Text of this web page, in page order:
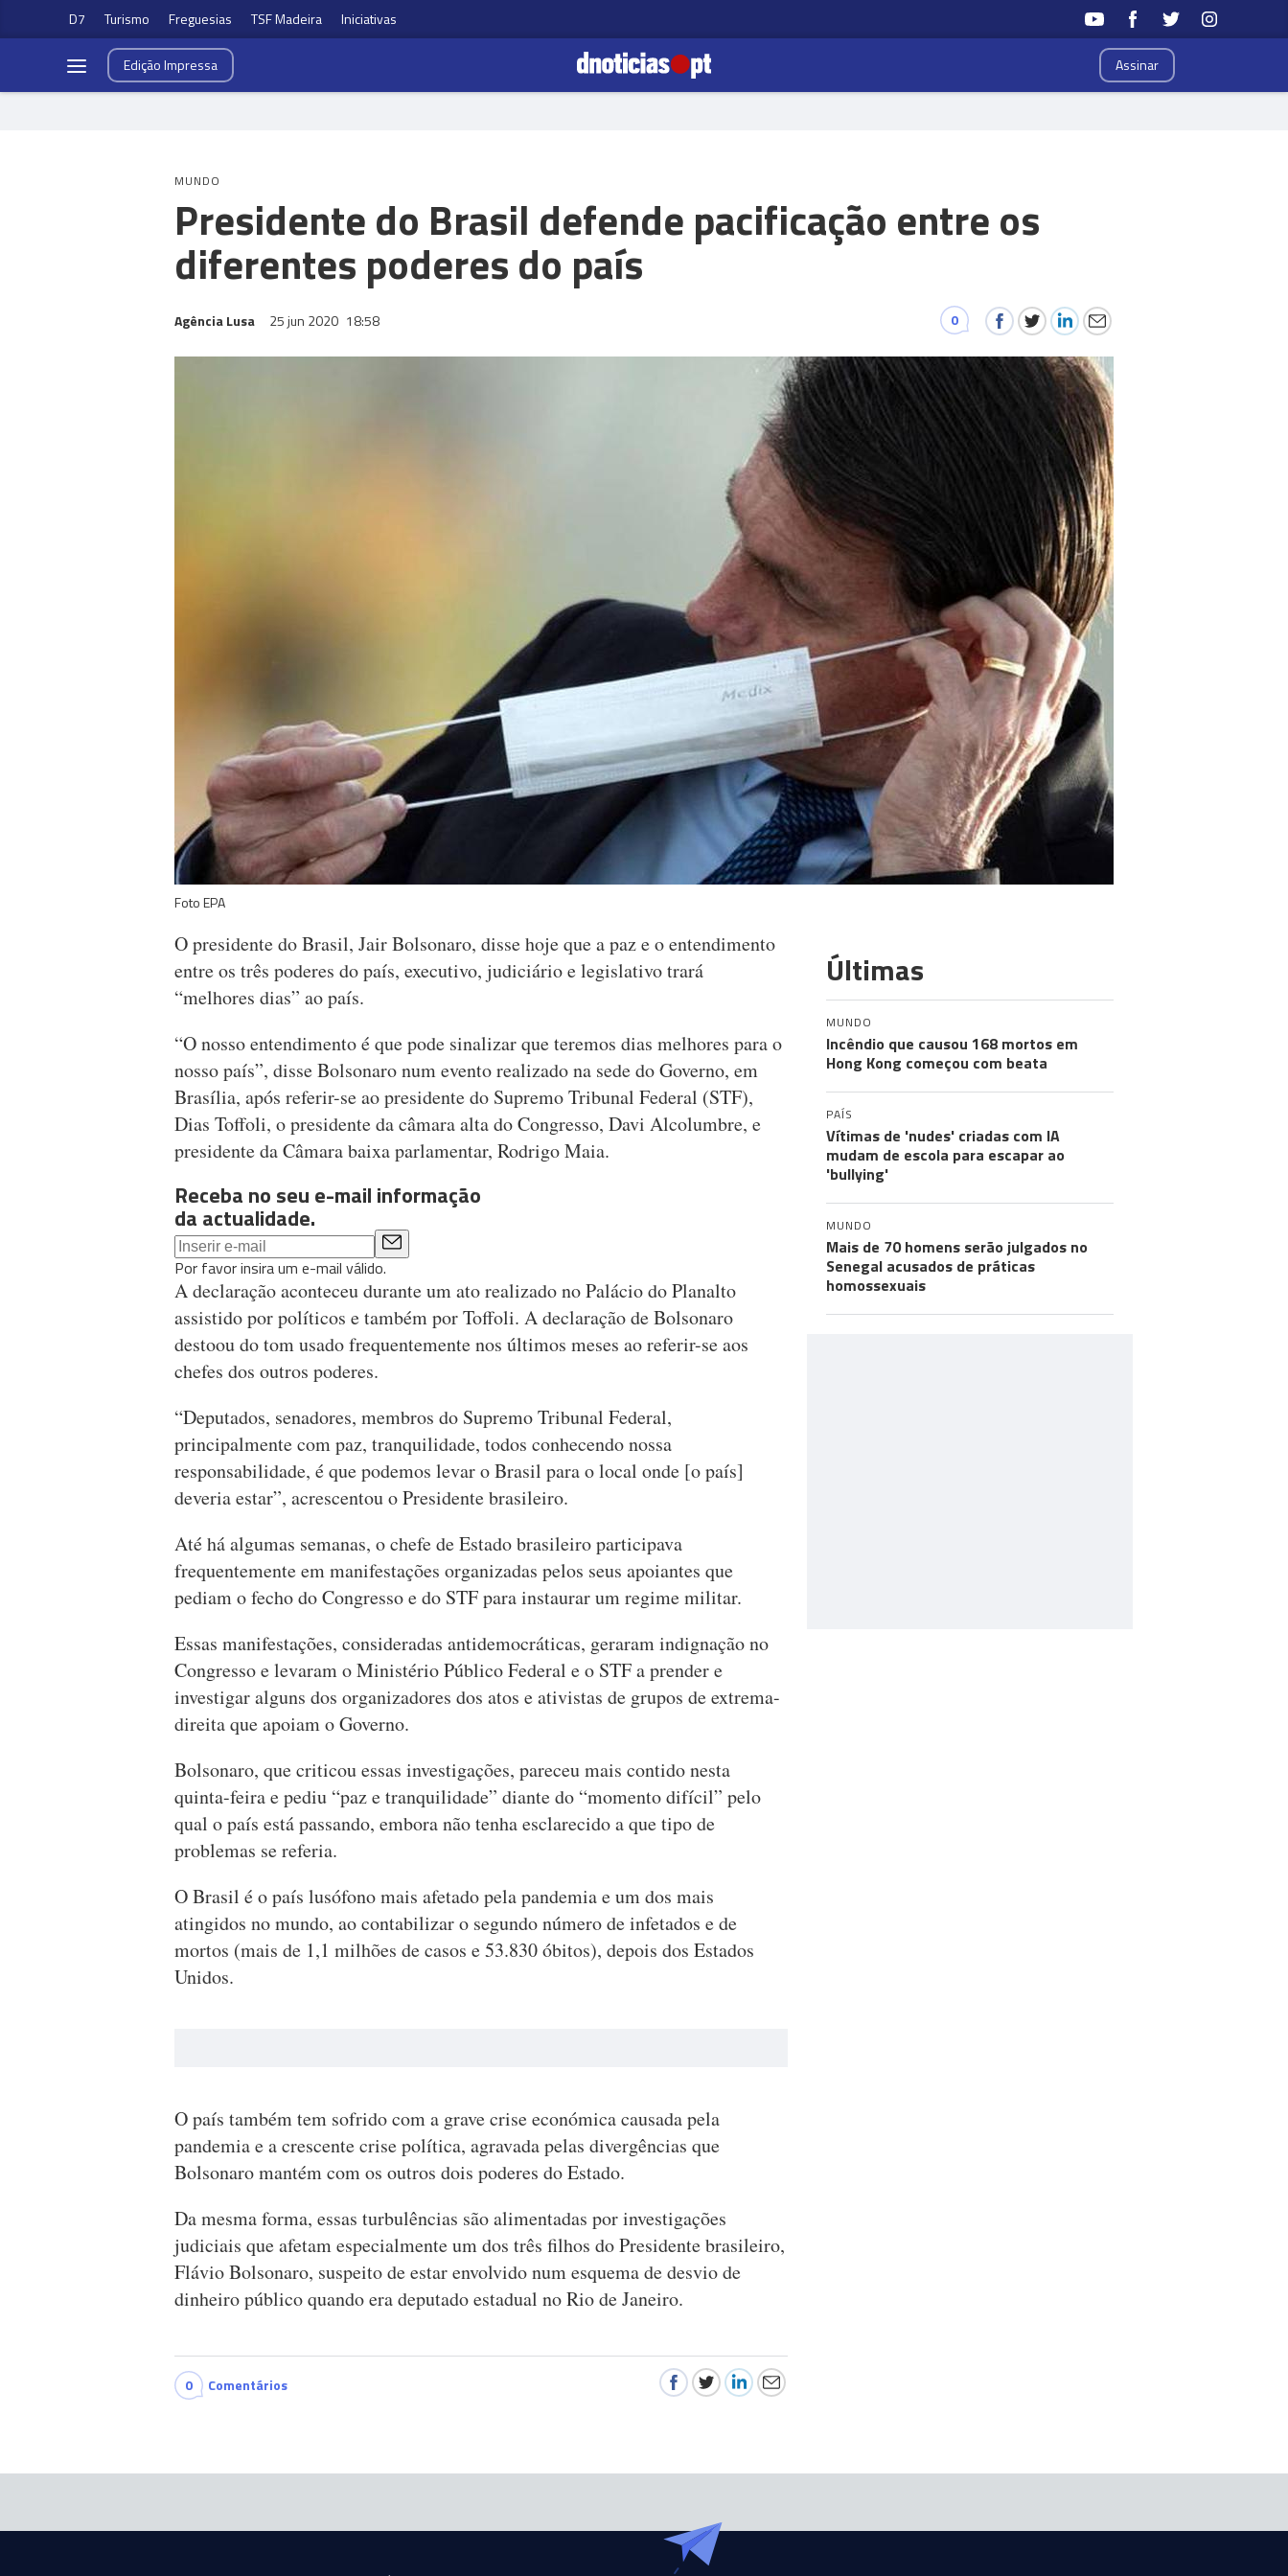
D7 Turismo Freguesias TSF Madeira Iniciativas
Assinar
EdiçãoImpressa
MUNDO
Presidente do Brasil defende pacificação entre os
diferentes poderes do país
Agência Lusa 25 jun 2020 18:58 0
Foto EPA
O presidente do Brasil, Jair Bolsonaro, disse hoje que a paz e o entendimento
entre os três poderes do país, executivo, judiciário e legislativo trará
“melhores dias” ao país.
“O nosso entendimento é que pode sinalizar que teremos dias melhores para o
nosso país”, disse Bolsonaro num evento realizado na sede do Governo, em
Brasília, após referir-se ao presidente do Supremo Tribunal Federal (STF),
Dias Toffoli, o presidente da câmara alta do Congresso, Davi Alcolumbre, e
presidente da Câmara baixa parlamentar, Rodrigo Maia.
Receba no seu e-mail informação
da actualidade.
Por favor insira um e-mail válido.
A declaração aconteceu durante um ato realizado no Palácio do Planalto
assistido por políticos e também por Toffoli. A declaração de Bolsonaro
destoou do tom usado frequentemente nos últimos meses ao referir-se aos
chefes dos outros poderes.
“Deputados, senadores, membros do Supremo Tribunal Federal,
principalmente com paz, tranquilidade, todos conhecendo nossa
responsabilidade, é que podemos levar o Brasil para o local onde [o país]
deveria estar”, acrescentou o Presidente brasileiro.
Até há algumas semanas, o chefe de Estado brasileiro participava
frequentemente em manifestações organizadas pelos seus apoiantes que
pediam o fecho do Congresso e do STF para instaurar um regime militar.
Essas manifestações, consideradas antidemocráticas, geraram indignação no
Congresso e levaram o Ministério Público Federal e o STF a prender e
investigar alguns dos organizadores dos atos e ativistas de grupos de extrema-
direita que apoiam o Governo.
Bolsonaro, que criticou essas investigações, pareceu mais contido nesta
quinta-feira e pediu “paz e tranquilidade” diante do “momento difícil” pelo
qual o país está passando, embora não tenha esclarecido a que tipo de
problemas se referia.
O Brasil é o país lusófono mais afetado pela pandemia e um dos mais
atingidos no mundo, ao contabilizar o segundo número de infetados e de
mortos (mais de 1,1 milhões de casos e 53.830 óbitos), depois dos Estados
Unidos.
O país também tem sofrido com a grave crise económica causada pela
pandemia e a crescente crise política, agravada pelas divergências que
Bolsonaro mantém com os outros dois poderes do Estado.
Da mesma forma, essas turbulências são alimentadas por investigações
judiciais que afetam especialmente um dos três filhos do Presidente brasileiro,
Flávio Bolsonaro, suspeito de estar envolvido num esquema de desvio de
dinheiro público quando era deputado estadual no Rio de Janeiro.
0 Comentários
Últimas
MUNDO
Incêndio que causou 168 mortos em
Hong Kong começou com beata
PAÍS
Vítimas de 'nudes' criadas com IA
mudam de escola para escapar ao
'bullying'
MUNDO
Mais de 70 homens serão julgados no
Senegal acusados de práticas
homossexuais